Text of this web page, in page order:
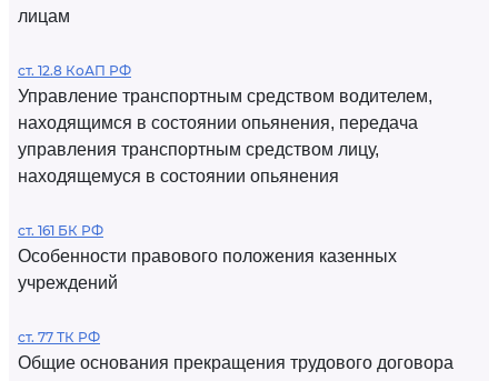
лицам
ст. 12.8 КоАП РФ
Управление транспортным средством водителем,
находящимся в состоянии опьянения, передача
управления транспортным средством лицу,
находящемуся в состоянии опьянения
ст. 161 БК РФ
Особенности правового положения казенных
учреждений
ст. 77 ТК РФ
Общие основания прекращения трудового договора